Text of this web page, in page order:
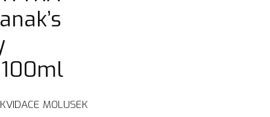
100ml
MOLUSEK